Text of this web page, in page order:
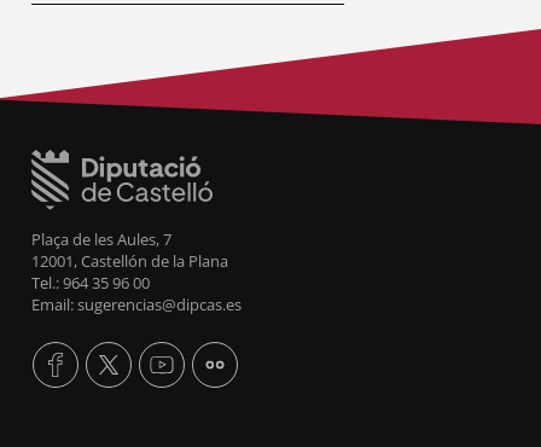
Plaça de les Aules, 7
12001, Castellón de la Plana
Tel.: 964 35 96 00
Email: sugerencias@dipcas.es